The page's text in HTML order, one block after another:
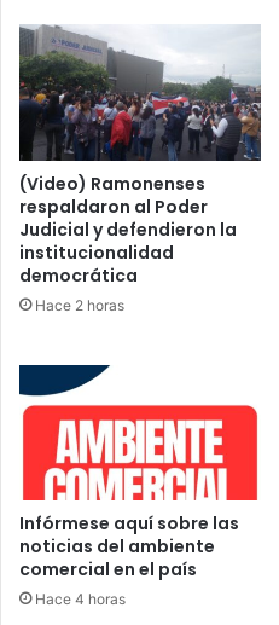
(Video) Ramonenses
respaldaron al Poder
Judicial y defendieron la
institucionalidad
democrática
Hace 2 horas
Infórmese aquí sobre las
noticias del ambiente
comercial en el país
Hace 4 horas